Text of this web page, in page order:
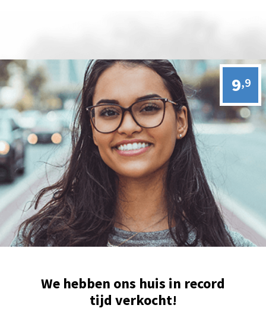
9,9
We hebben ons huis in record
tijd verkocht!